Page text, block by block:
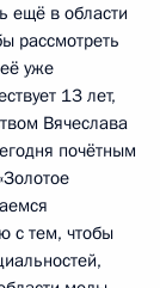
ещё в области
рассмотреть
уже
13 лет,
Вячеслава
почётным
с тем, чтобы